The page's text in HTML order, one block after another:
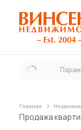
АН «Винсент
Главная
Продажа